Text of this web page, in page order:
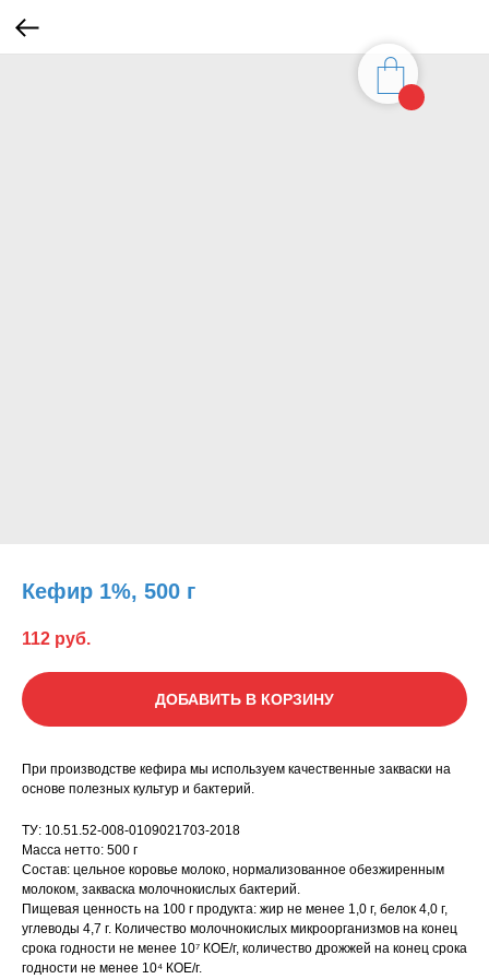
Кефир 1%, 500 г
112 руб.
ДОБАВИТЬ В КОРЗИНУ
При производстве кефира мы используем качественные закваски на
основе полезных культур и бактерий.
ТУ: 10.51.52-008-0109021703-2018
Масса нетто: 500 г
Состав: цельное коровье молоко, нормализованное обезжиренным
молоком, закваска молочнокислых бактерий.
Пищевая ценность на 100 г продукта: жир не менее 1,0 г, белок 4,0 г,
углеводы 4,7 г. Количество молочнокислых микроорганизмов на конец
срока годности не менее 10⁷ КОЕ/г, количество дрожжей на конец срока
годности не менее 10⁴ КОЕ/г.